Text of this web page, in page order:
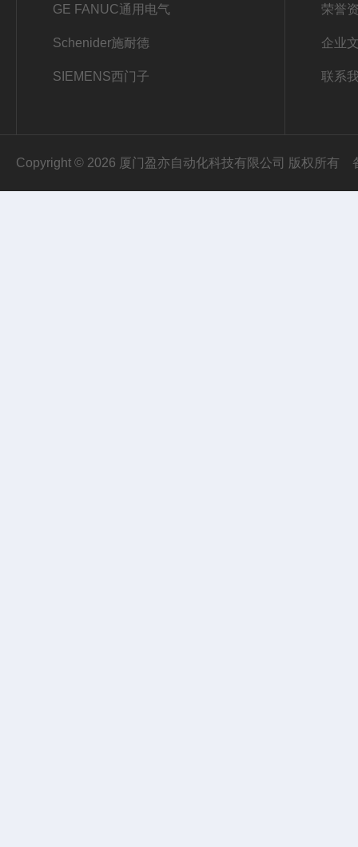
GE FANUC通用电气
Schenider施耐德
SIEMENS西门子
荣誉
企业
联系
Copyright © 2026 厦门盈亦自动化科技有限公司 版权所有